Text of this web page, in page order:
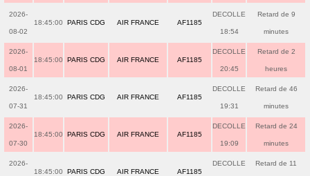
2026-
08-02
18:45:00 PARIS CDG AIR FRANCE AF1185
DECOLLE
18:54
Retard de 9
minutes
2026-
08-01
18:45:00 PARIS CDG AIR FRANCE AF1185
DECOLLE
20:45
Retard de 2
heures
2026-
07-31
18:45:00 PARIS CDG AIR FRANCE AF1185
DECOLLE
19:31
Retard de 46
minutes
2026-
07-30
18:45:00 PARIS CDG AIR FRANCE AF1185
DECOLLE
19:09
Retard de 24
minutes
2026-
18:45:00 PARIS CDG AIR FRANCE AF1185
DECOLLE Retard de 11